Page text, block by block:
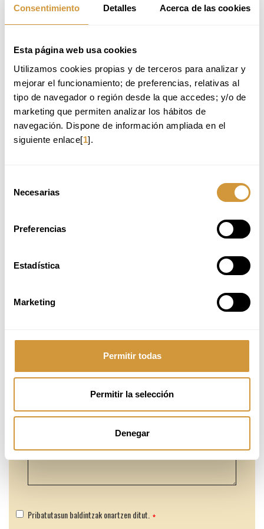
Consentimiento Detalles Acerca de las cookies
Esta página web usa cookies
Utilizamos cookies propias y de terceros para analizar y
mejorar el funcionamiento; de preferencias, relativas al
tipo de navegador o región desde la que accedes; y/o de
marketing que permiten analizar los hábitos de
navegación. Dispone de información ampliada en el
siguiente enlace[1].
Necesarias
Preferencias
Estadística
Marketing
Permitir todas
Permitir la selección
Denegar
BASQUE CULINARY CENTER
Paseo Juan Avelino Barriola, 101
20009 Donostia-San Sebastián (Gipuzkoa)
Tlf.: +34 943 574 500
info@bculinary.com
HARREMANETARAKO FORMULARIOA
markatutako eremuak beharrezkoak dira.
Pribatutasun baldintzak onartzen ditut.